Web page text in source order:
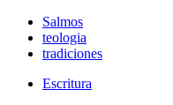
Salmos
teologia
tradiciones
Escritura